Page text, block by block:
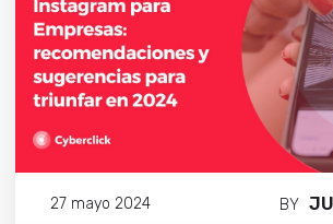
27 mayo 2024 BY